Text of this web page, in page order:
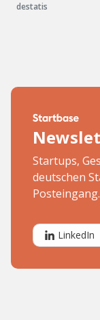
destatis
Startups,
deutschen
LinkedIn